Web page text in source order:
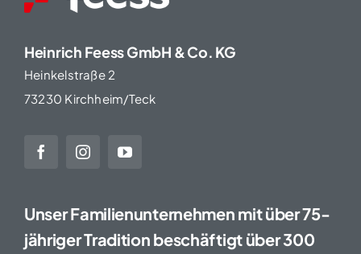
Heinrich Feess GmbH & Co. KG
Heinkelstraße 2
73230 Kirchheim/Teck
Unser Familienunternehmen mit über 75-
jähriger Tradition beschäftigt über 300